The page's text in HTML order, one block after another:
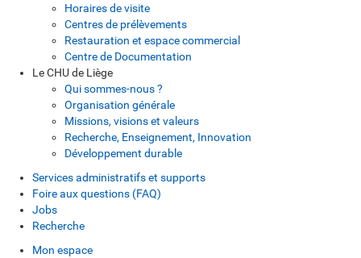
Horaires de visite
Centres de prélèvements
Restauration et espace commercial
Centre de Documentation
Le CHU de Liège
Qui sommes-nous ?
Organisation générale
Missions, visions et valeurs
Recherche, Enseignement, Innovation
Développement durable
Services administratifs et supports
Foire aux questions (FAQ)
Jobs
Recherche
Mon espace